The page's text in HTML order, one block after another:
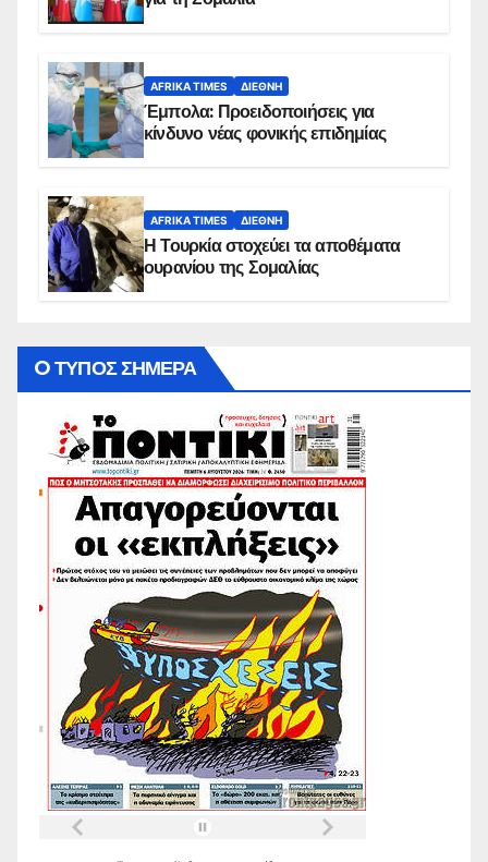
AFRIKA TIMES ΔΙΕΘΝΉ
Έμπολα: Προειδοποιήσεις για
κίνδυνο νέας φονικής επιδημίας
AFRIKA TIMES ΔΙΕΘΝΉ
Η Τουρκία στοχεύει τα αποθέματα
ουρανίου της Σομαλίας
O ΤΥΠΟΣ ΣΗΜΕΡΑ